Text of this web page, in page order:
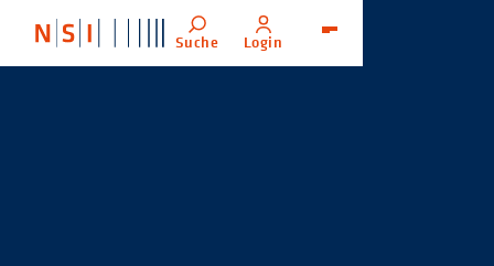
Suche Login